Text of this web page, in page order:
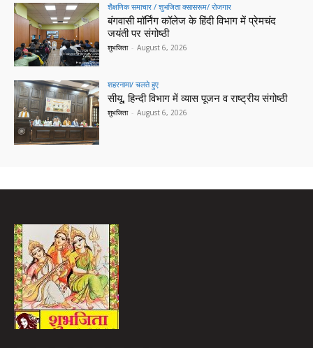
शैक्षणिक समाचार / शुभजिता क्सासरूम/ रोजगार
बंगवासी मॉर्निंग कॉलेज के हिंदी विभाग में प्रेमचंद
जयंती पर संगोष्ठी
शुभजिता - August 6, 2026
शहरनामा/ चलते हुए
सीयू, हिन्दी विभाग में व्यास पूजन व राष्ट्रीय संगोष्ठी
शुभजिता - August 6, 2026